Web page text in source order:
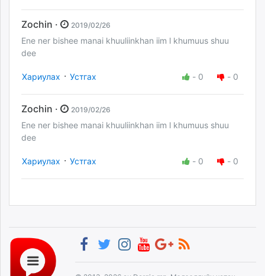
Zochin · 2019/02/26
Ene ner bishee manai khuuliinkhan iim l khumuus shuu
dee
Хариулах · Устгах - 0 - 0
Zochin · 2019/02/26
Ene ner bishee manai khuuliinkhan iim l khumuus shuu
dee
Хариулах · Устгах - 0 - 0